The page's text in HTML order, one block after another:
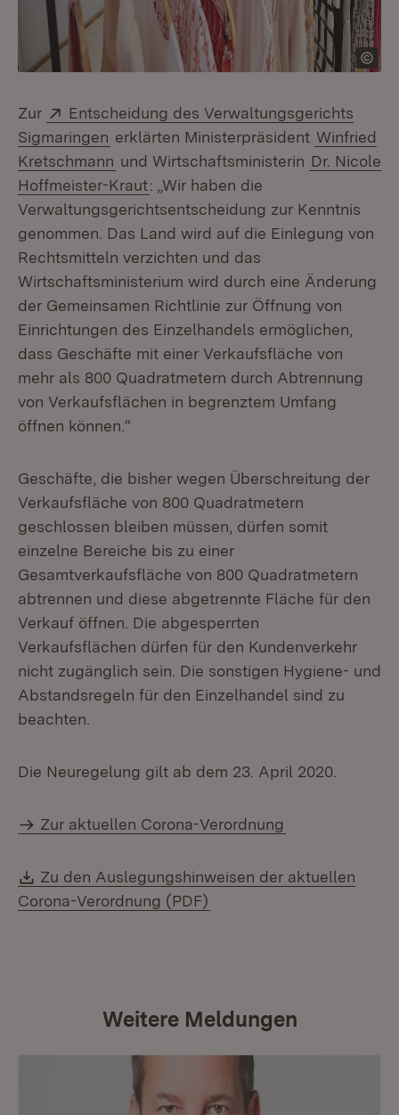
Zur Extern:
Entscheidung des Verwaltungsgerichts
Sigmaringen (Öffnet in neuem Fenster)
erklärten Ministerpräsident Winfried
Kretschmann und Wirtschaftsministerin Dr. Nicole
Hoffmeister-Kraut: „Wir haben die
Verwaltungsgerichtsentscheidung zur Kenntnis
genommen. Das Land wird auf die Einlegung von
Rechtsmitteln verzichten und das
Wirtschaftsministerium wird durch eine Änderung
der Gemeinsamen Richtlinie zur Öffnung von
Einrichtungen des Einzelhandels ermöglichen,
dass Geschäfte mit einer Verkaufsfläche von
mehr als 800 Quadratmetern durch Abtrennung
von Verkaufsflächen in begrenztem Umfang
öffnen können.“
Geschäfte, die bisher wegen Überschreitung der
Verkaufsfläche von 800 Quadratmetern
geschlossen bleiben müssen, dürfen somit
einzelne Bereiche bis zu einer
Gesamtverkaufsfläche von 800 Quadratmetern
abtrennen und diese abgetrennte Fläche für den
Verkauf öffnen. Die abgesperrten
Verkaufsflächen dürfen für den Kundenverkehr
nicht zugänglich sein. Die sonstigen Hygiene- und
Abstandsregeln für den Einzelhandel sind zu
beachten.
Die Neuregelung gilt ab dem 23. April 2020.
Zur aktuellen Corona-Verordnung
Download:
Zu den Auslegungshinweisen der aktuellen
Corona-Verordnung (PDF)
Weitere Meldungen